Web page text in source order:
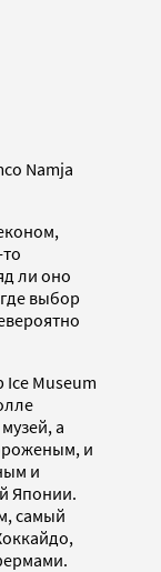
Namja
ли оно
выбор
Ice Museum
а
и
и
Японии.
самый